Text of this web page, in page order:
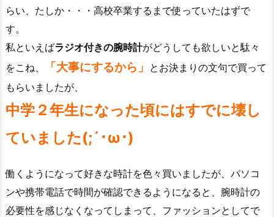
らい、たしか・・・高校卒業するまで使っていたはずで
す。
私といえばラジオ付きの腕時計がどうしても欲しいと駄々
をこね、
「大事にするから」 とお決まりの文句で買って
もらいましたが、
中学２年生になった頃にはすでに壊し
ていました(;´･ω･)
働くようになって好きな時計を色々買いましたが、パソコ
ンや携帯電話で時間が確認できるようになると、腕時計の
必要性を感じなくなってしまって、ファッションとしてで